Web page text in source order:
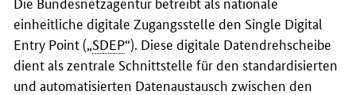
einheitliche digitale Zugangsstelle den Single Digital
Entry Point(„SDEP“). Diese digitale Datendrehscheibe
dient als zentrale Schnittstelle für den standardisierten
und automatisierten Datenaustausch zwischen den